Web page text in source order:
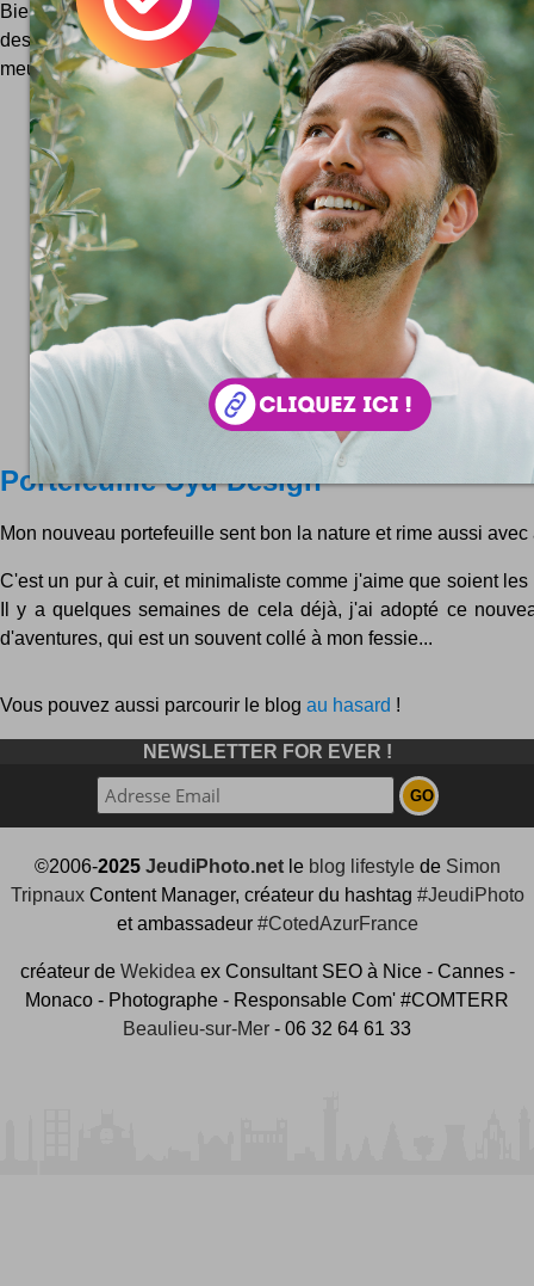
Bien, souvent, le très joli design nous vient du froid. Là où
des fortes canicules atteignent les 25 degrés, en plein zénith.
meubles et objets design de ces coins...
Portefeuille Uyu Design
Mon nouveau portefeuille sent bon la nature et rime aussi avec
C'est un pur à cuir, et minimaliste comme j'aime que soient
Il y a quelques semaines de cela déjà, j'ai adopté ce
d'aventures, qui est un souvent collé à mon fessie...
Vous pouvez aussi parcourir le blog au hasard !
NEWSLETTER FOR EVER !
©2006-2025 JeudiPhoto.netle blog lifestylede Simon
TripnauxContent Manager, créateur du hashtag #JeudiPhoto
et ambassadeur #CotedAzurFrance
créateur de Wekidea ex Consultant SEO à Nice - Cannes -
Monaco - Photographe - Responsable Com' #COMTERR
Beaulieu-sur-Mer - 06 32 64 61 33